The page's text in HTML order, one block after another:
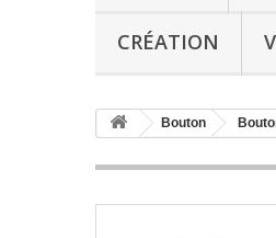
CRÉATION
Bouton